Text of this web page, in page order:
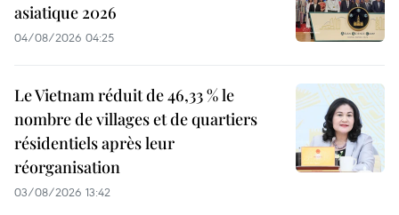
asiatique 2026
04/08/2026 04:25
Le Vietnam réduit de 46,33 % le
nombre de villages et de quartiers
résidentiels après leur
réorganisation
03/08/2026 13:42